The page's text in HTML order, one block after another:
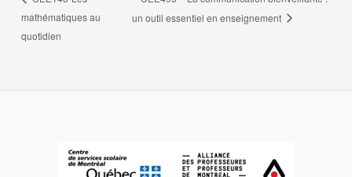
mathématiques au
quotidien
un outil essentiel en enseignement